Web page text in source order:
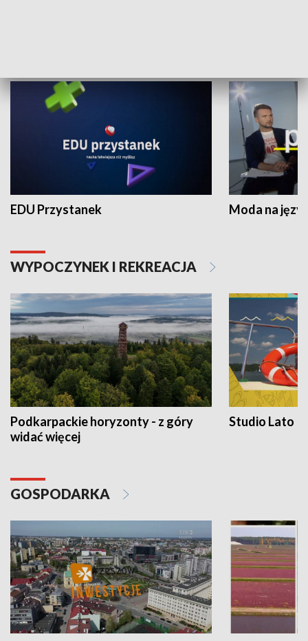
EDU Przystanek Moda na
WYPOCZYNEK I REKREACJA
Podkarpackie horyzonty - z góry
widać więcej
Studio Lato
GOSPODARKA